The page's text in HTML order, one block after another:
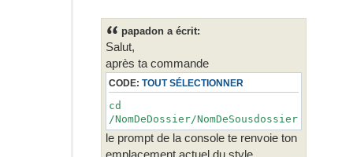
papadon a écrit:
Salut,
après ta commande
CODE: TOUT SÉLECTIONNER
cd
/NomDeDossier/NomDeSousdossier/
le prompt de la console te renvoie ton